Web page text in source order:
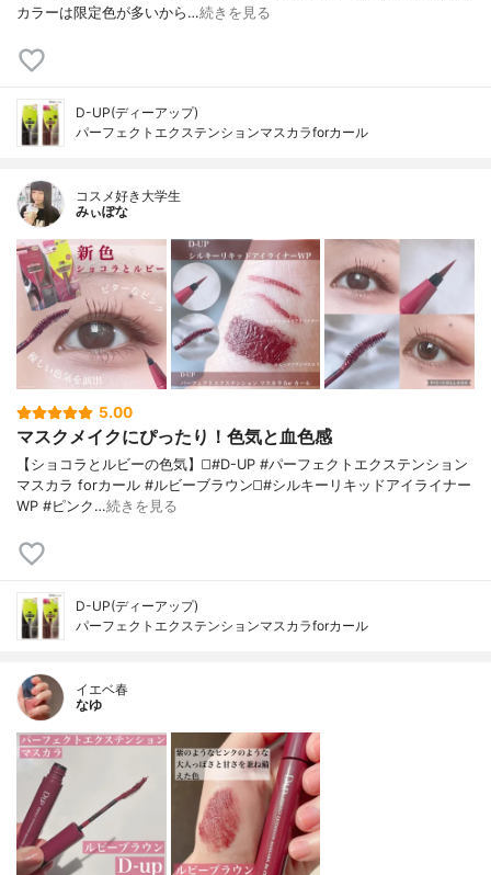
カラーは限定色が多いから…続きを見る
D-UP(ディーアップ)
パーフェクトエクステンションマスカラforカール
コスメ好き大学生
みぃぽな
5.00
マスクメイクにぴったり！色気と血色感
【ショコラとルビーの色気】◻️#D-UP #パーフェクトエクステンション
マスカラ forカール #ルビーブラウン◻️#シルキーリキッドアイライナー
WP #ピンク…続きを見る
D-UP(ディーアップ)
パーフェクトエクステンションマスカラforカール
イエベ春
なゆ